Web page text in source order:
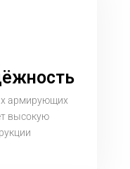
армирующих
высокую